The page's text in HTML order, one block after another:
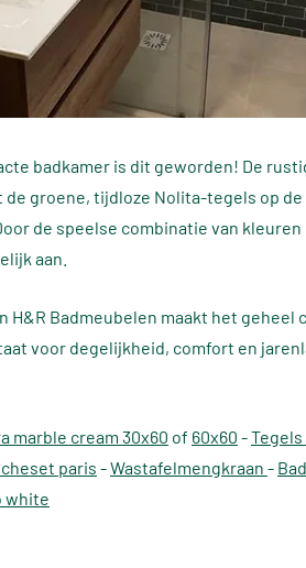
badkamer is dit geworden! De
groene, tijdloze Nolita-tegels op
de speelse combinatie van
aan.
H&R Badmeubelen maakt het geheel
voor degelijkheid, comfort en
marble cream 30x60 of 60x60 -
paris -Wastafelmengkraan -
white